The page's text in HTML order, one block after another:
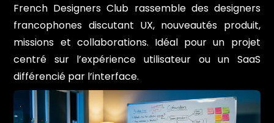
French Designers Club rassemble des designers
francophones discutant UX, nouveautés produit,
missions et collaborations. Idéal pour un projet
centré sur l’expérience utilisateur ou un SaaS
différencié par l’interface.